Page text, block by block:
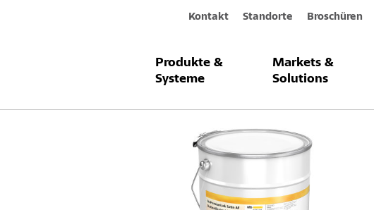
Kontakt Standorte Broschüren
Produkte &
Systeme
Markets &
Solutions
Produkte & Systeme StoPremiumlack Satin AF